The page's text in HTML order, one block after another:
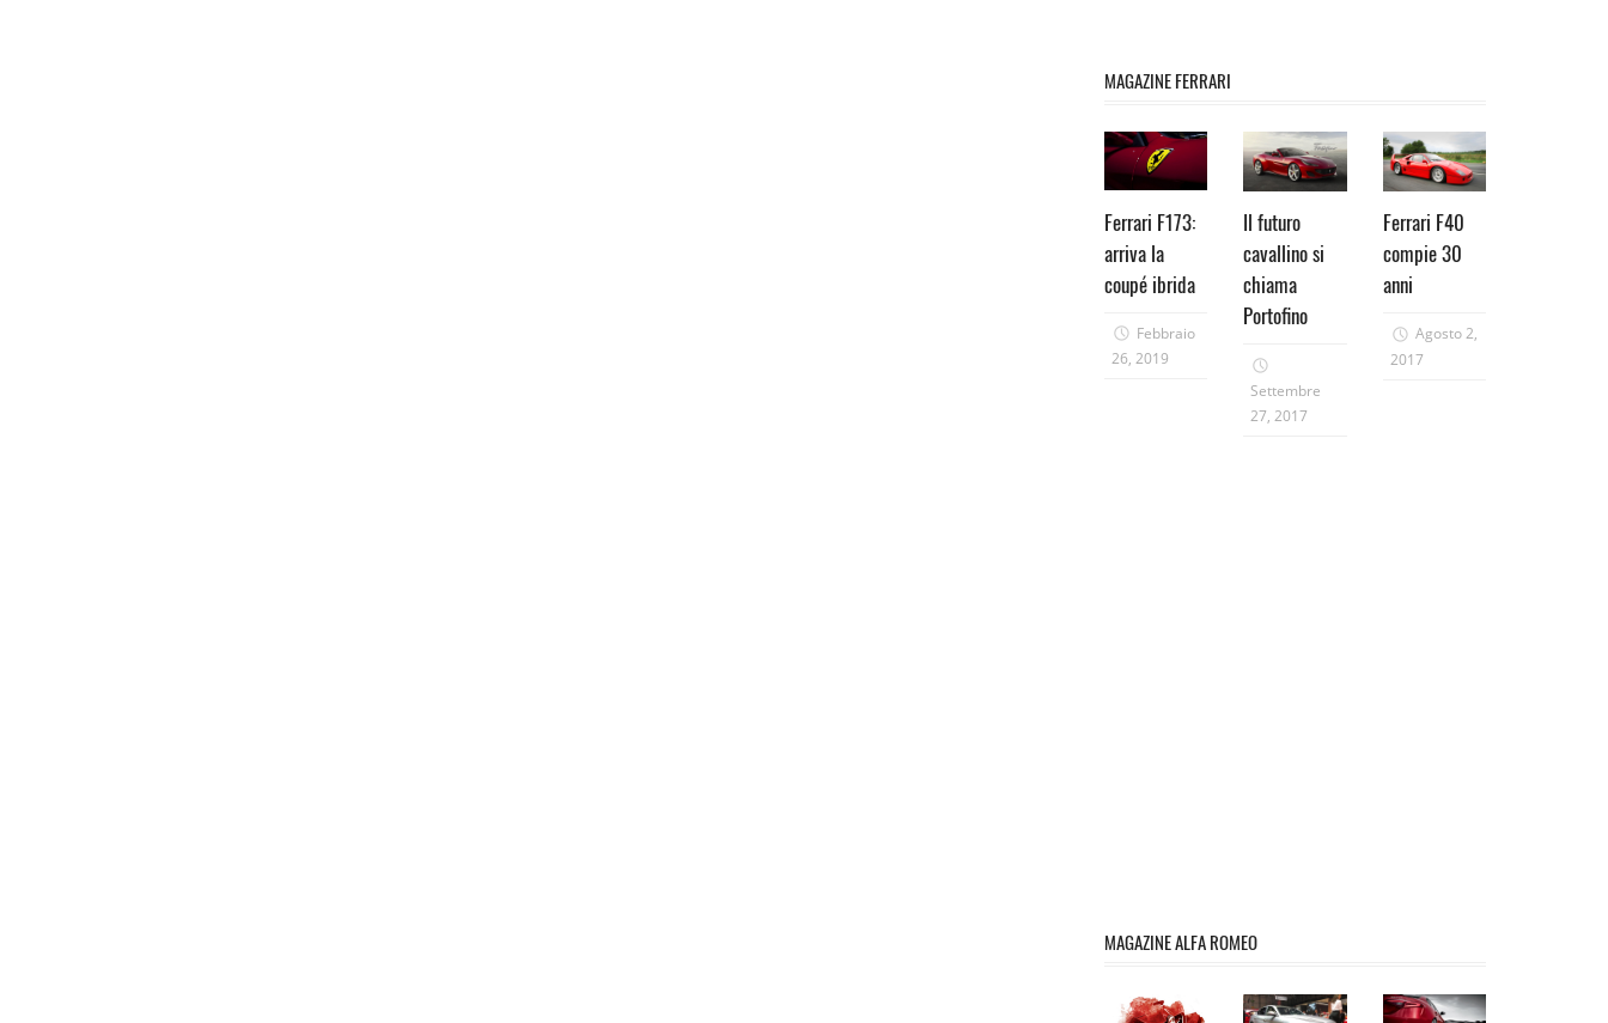
MAGAZINE FERRARI
Ferrari F173:
arriva la
coupé ibrida
Febbraio
26, 2019
Il futuro
cavallino si
chiama
Portofino
Settembre
27, 2017
Ferrari F40
compie 30
anni
Agosto 2,
2017
MAGAZINE ALFA ROMEO